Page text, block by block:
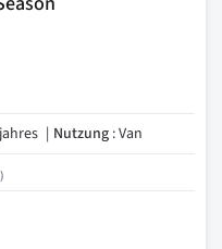
Nutzung : Van